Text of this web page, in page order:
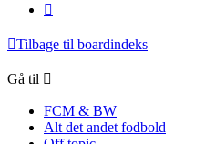
Tilbage til boardindeks
Gå til
FCM & BW
Alt det andet fodbold